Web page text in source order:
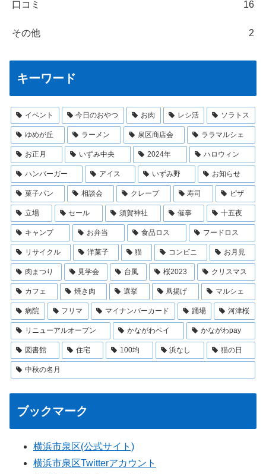
口コミ 16
その他 2
キーワード
イベント 今日のおやつ お肉 レシ活 ソラトス
ゆめが丘 ラーメン 泉区商店会 ララマルシェ
お正月 いずみ中央 2024年 ハロウィン
ハンバーガー アイス いずみ野 お知らせ
菓子パン 相談会 クレープ 寿司 ピザ
立場 セール 須賀神社 催事 十五夜
キャンプ お弁当 食品ロス フードロス
リサイクル 洋菓子 猫 コンビニ お月見
肉まつり 見学会 台風 桜2023 クリスマス
カフェ 焼き肉 選挙 凧揚げ マルシェ
病院 フリマ マイナンバーカード 踊場 河津桜
リニューアルオープン かながわペイ かながわpay
図書館 住宅 100均 浜なし 猫の日
中秋の名月
ブックマーク
横浜市泉区(公式サイト)
横浜市泉区Twitterアカウント